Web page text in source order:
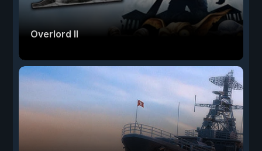
Overlord II